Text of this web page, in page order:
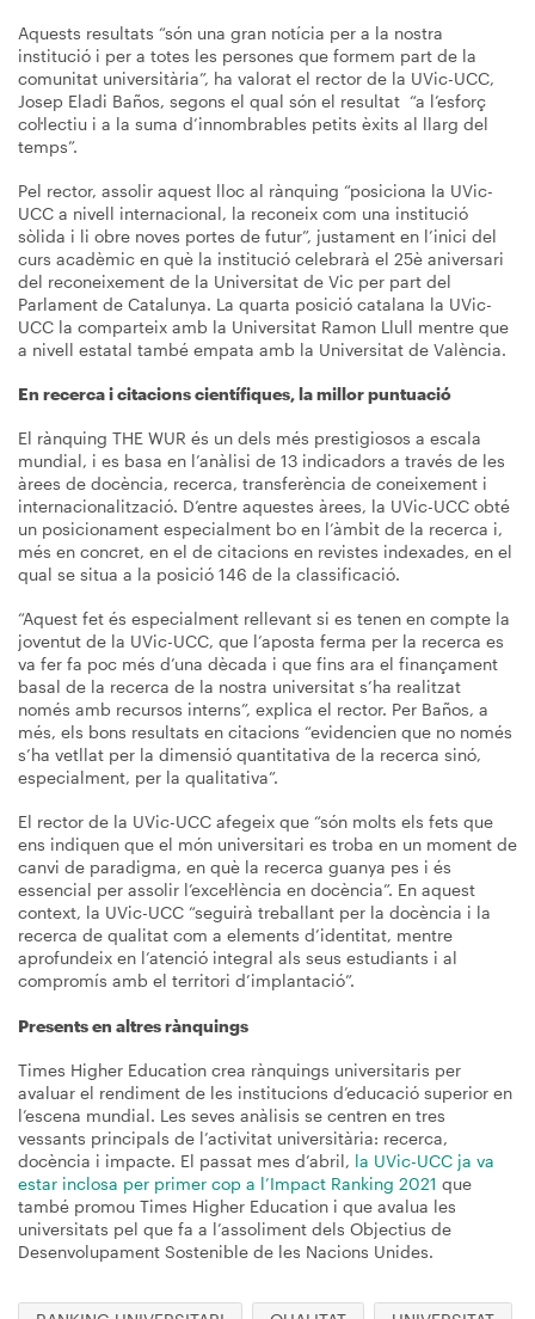
Aquests resultats “són una gran notícia per a la nostra
institució i per a totes les persones que formem part de la
comunitat universitària”, ha valorat el rector de la UVic-UCC,
Josep Eladi Baños, segons el qual són el resultat “a l’esforç
col·lectiu i a la suma d’innombrables petits èxits al llarg del
temps”.
Pel rector, assolir aquest lloc al rànquing “posiciona la UVic-
UCC a nivell internacional, la reconeix com una institució
sòlida i li obre noves portes de futur”, justament en l’inici del
curs acadèmic en què la institució celebrarà el 25è aniversari
del reconeixement de la Universitat de Vic per part del
Parlament de Catalunya. La quarta posició catalana la UVic-
UCC la comparteix amb la Universitat Ramon Llull mentre que
a nivell estatal també empata amb la Universitat de València.
En recerca i citacions científiques, la millor puntuació
El rànquing THE WUR és un dels més prestigiosos a escala
mundial, i es basa en l’anàlisi de 13 indicadors a través de les
àrees de docència, recerca, transferència de coneixement i
internacionalització. D’entre aquestes àrees, la UVic-UCC obté
un posicionament especialment bo en l’àmbit de la recerca i,
més en concret, en el de citacions en revistes indexades, en el
qual se situa a la posició 146 de la classificació.
“Aquest fet és especialment rellevant si es tenen en compte la
joventut de la UVic-UCC, que l’aposta ferma per la recerca es
va fer fa poc més d’una dècada i que fins ara el finançament
basal de la recerca de la nostra universitat s’ha realitzat
només amb recursos interns”, explica el rector. Per Baños, a
més, els bons resultats en citacions “evidencien que no només
s’ha vetllat per la dimensió quantitativa de la recerca sinó,
especialment, per la qualitativa”.
El rector de la UVic-UCC afegeix que “són molts els fets que
ens indiquen que el món universitari es troba en un moment de
canvi de paradigma, en què la recerca guanya pes i és
essencial per assolir l’excel·lència en docència”. En aquest
context, la UVic-UCC “seguirà treballant per la docència i la
recerca de qualitat com a elements d’identitat, mentre
aprofundeix en l’atenció integral als seus estudiants i al
compromís amb el territori d’implantació”.
Presents en altres rànquings
Times Higher Education crea rànquings universitaris per
avaluar el rendiment de les institucions d’educació superior en
l’escena mundial. Les seves anàlisis se centren en tres
vessants principals de l’activitat universitària: recerca,
docència i impacte. El passat mes d’abril, la UVic-UCC ja va
estar inclosa per primer cop a l’Impact Ranking 2021 que
també promou Times Higher Education i que avalua les
universitats pel que fa a l’assoliment dels Objectius de
Desenvolupament Sostenible de les Nacions Unides.